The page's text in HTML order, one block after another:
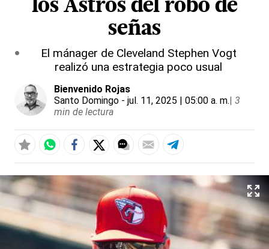
los Astros del robo de
señas
El mánager de Cleveland Stephen Vogt
realizó una estrategia poco usual
Bienvenido Rojas
Santo Domingo - jul. 11, 2025 | 05:00 a. m.| 3
min de lectura